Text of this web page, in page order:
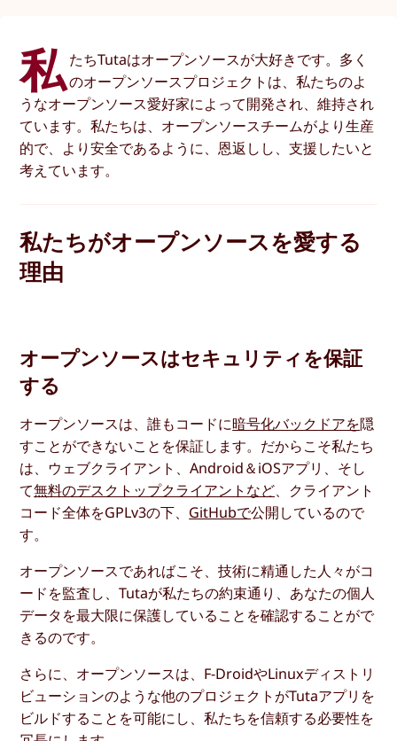
私 たちTutaはオープンソースが大好きです。多く
のオープンソースプロジェクトは、私たちのよ
うなオープンソース愛好家によって開発され、維持され
ています。私たちは、オープンソースチームがより生産
的で、より安全であるように、恩返しし、支援したいと
考えています。
私たちがオープンソースを愛する
理由
オープンソースはセキュリティを保証
する
オープンソースは、誰もコードに暗号化バックドアを隠
すことができないことを保証します。だからこそ私たち
は、ウェブクライアント、Android＆iOSアプリ、そし
て無料のデスクトップクライアントなど、クライアント
コード全体をGPLv3の下、 GitHubで公開しているので
す。
オープンソースであればこそ、技術に精通した人々がコ
ードを監査し、Tutaが私たちの約束通り、あなたの個人
データを最大限に保護していることを確認することがで
きるのです。
さらに、オープンソースは、F-DroidやLinuxディストリ
ビューションのような他のプロジェクトがTutaアプリを
ビルドすることを可能にし、私たちを信頼する必要性を